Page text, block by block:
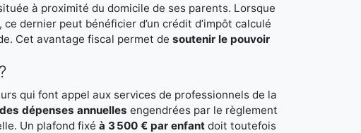
à proximité du domicile de ses parents. Lorsque
dernier peut bénéficier d’un crédit d’impôt calculé
Cet avantage fiscal permet de soutenir le pouvoir
qui font appel aux services de professionnels de la
dépenses annuelles engendrées par le règlement
Un plafond fixé à 3 500 € par enfant doit toutefois